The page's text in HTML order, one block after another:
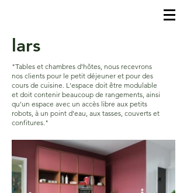
lars
"Tables et chambres d'hôtes, nous recevrons
nos clients pour le petit déjeuner et pour des
cours de cuisine. L'espace doit être modulable
et doit contenir beaucoup de rangements, ainsi
qu'un espace avec un accès libre aux petits
robots, à un point d'eau, aux tasses, couverts et
confitures."